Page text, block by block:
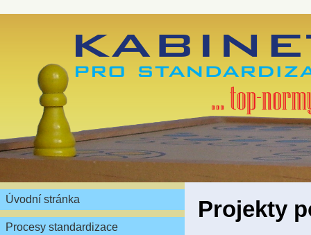
Úvodní stránka
Procesy standardizace
Projekty